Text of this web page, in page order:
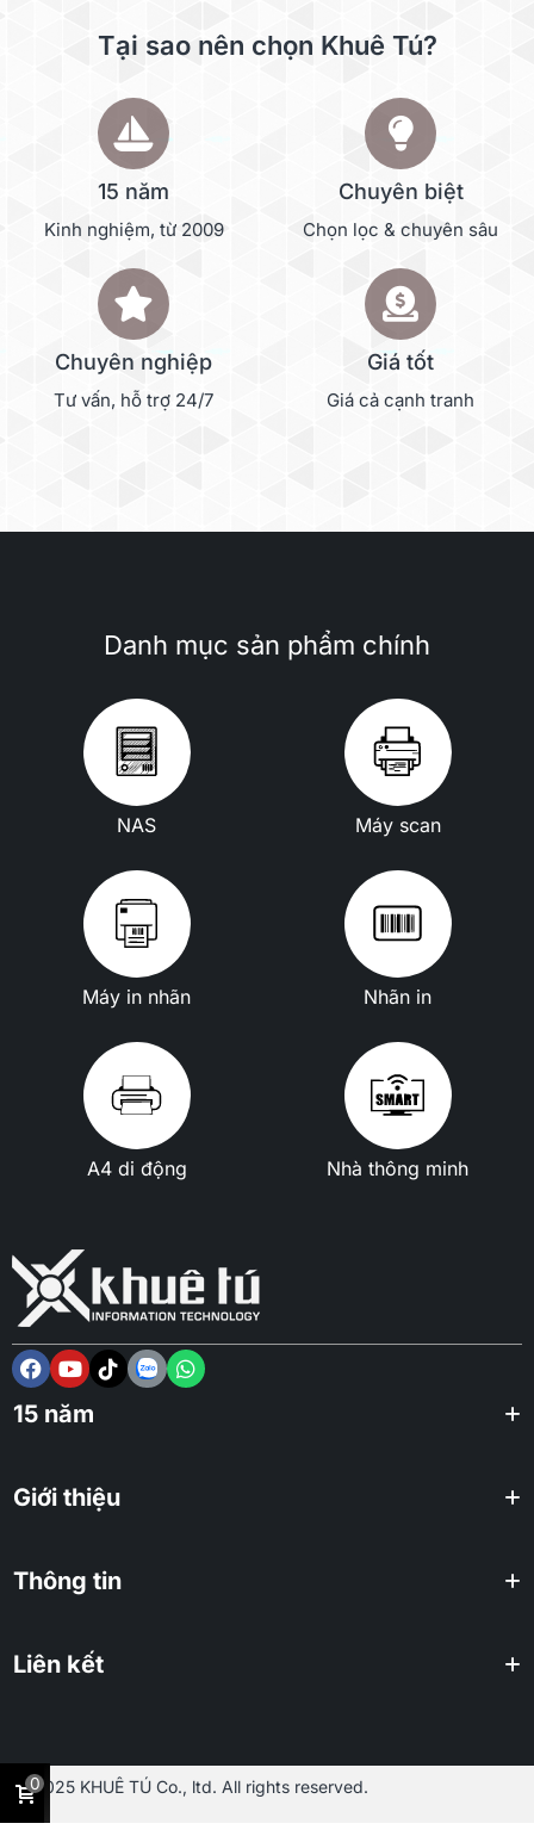
Tại sao nên chọn Khuê Tú?
15 năm
Kinh nghiệm, từ 2009
Chuyên biệt
Chọn lọc & chuyên sâu
Chuyên nghiệp
Tư vấn, hỗ trợ 24/7
Giá tốt
Giá cả cạnh tranh
Danh mục sản phẩm chính
NAS Máy scan
Máy in nhãn Nhãn in
A4 di động Nhà thông minh
15 năm
Giới thiệu
Thông tin
Liên kết
2025 KHUÊ TÚ Co., ltd. All rights reserved.
0